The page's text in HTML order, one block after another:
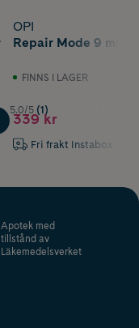
OPI
Repair Mode 9 ml
FINNS I LAGER
5.0/5 (1)
339 kr
Fri frakt Instabox
Apotek med
tillstånd av
Läkemedelsverket